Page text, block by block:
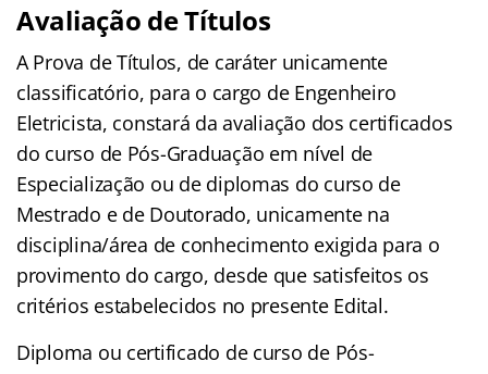
Avaliação de Títulos
A Prova de Títulos, de caráter unicamente
classificatório, para o cargo de Engenheiro
Eletricista, constará da avaliação dos certificados
do curso de Pós-Graduação em nível de
Especialização ou de diplomas do curso de
Mestrado e de Doutorado, unicamente na
disciplina/área de conhecimento exigida para o
provimento do cargo, desde que satisfeitos os
critérios estabelecidos no presente Edital.
Diploma ou certificado de curso de Pós-